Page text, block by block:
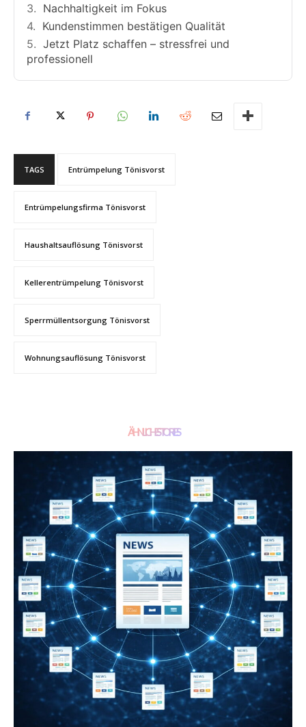
Nachhaltigkeit im Fokus
Kundenstimmen bestätigen Qualität
Jetzt Platz schaffen – stressfrei und
professionell
TAGS Entrümpelung Tönisvorst
Entrümpelungsfirma Tönisvorst
Haushaltsauflösung Tönisvorst
Kellerentrümpelung Tönisvorst
Sperrmüllentsorgung Tönisvorst
Wohnungsauflösung Tönisvorst
ÄHNLICHE STORIES